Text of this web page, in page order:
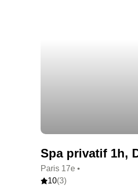
Spa privatif 1h,
Paris 17e •
10(3)